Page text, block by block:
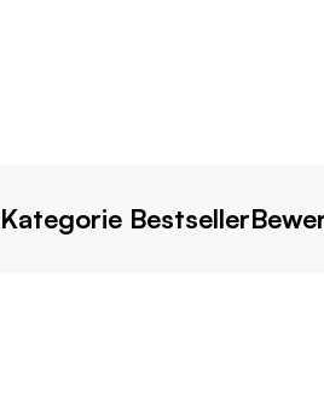
Kategorie Bestseller